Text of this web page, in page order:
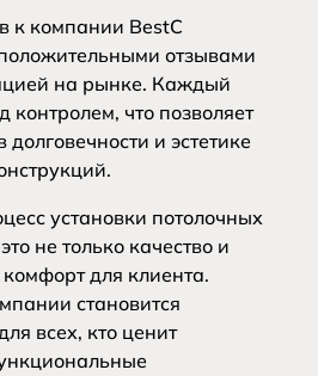
к компании BestC
отзывами
на рынке. Каждый
контролем, что позволяет
и эстетике
установки потолочных
не только качество и
для клиента.
становится
всех, кто ценит